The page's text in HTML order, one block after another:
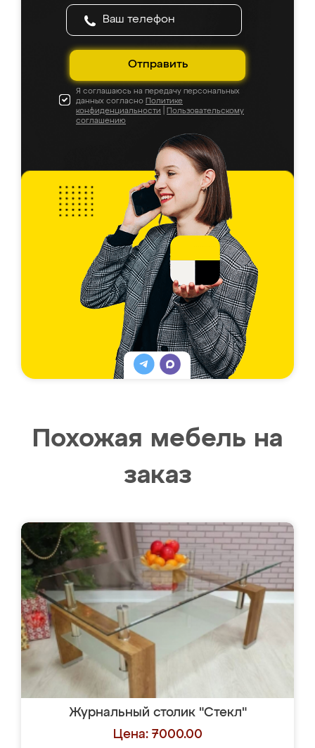
Отправить
Я соглашаюсь на передачу персональных
данных согласно Политике
конфиденциальности
Пользовательскому
соглашению
Похожая мебель на
заказ
Журнальный столик "Стекл"
Цена: 7000.00